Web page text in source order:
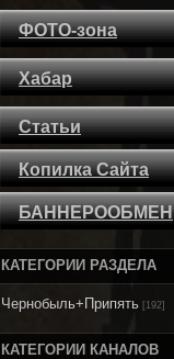
ФОТО-зона
Хабар
Статьи
Копилка Сайта
БАННЕРООБМЕН
КАТЕГОРИИ РАЗДЕЛА
Чернобыль+Припять [192]
КАТЕГОРИИ КАНАЛОВ